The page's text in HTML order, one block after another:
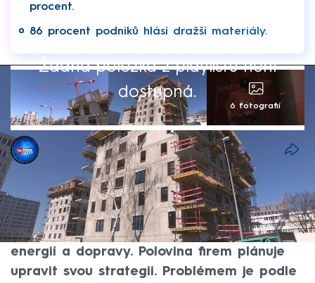
procent.
86 procent podniků hlásí dražší materiály.
Žádná položka z playlistu není
dostupná.
6 fotografií
Lucie Hlubučková
9. čvn 2026, 06:58
Krize na Blízkém východě zdražila náklady
stavebních firem až o 15 procent. Válka má
dopad na ceny stavebních materiálů,
energií a dopravy. Polovina firem plánuje
upravit svou strategii. Problémem je podle